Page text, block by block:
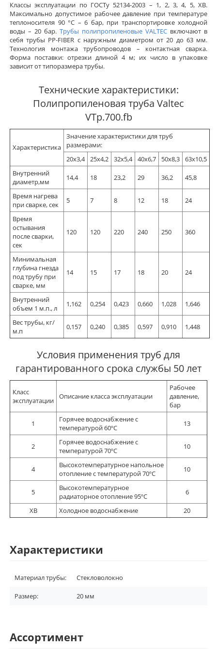
Классы эксплуатации по ГОСТу 52134-2003 – 1, 2, 3, 4, 5, ХВ.
Максимально допустимое рабочее давление при температуре
теплоносителя 90 °С – 6 бар, при транспортировке холодной
воды – 20 бар. Трубы полипропиленовые VALTEC включают в
себя трубы PP-FIBER с наружным диаметром от 20 до 63 мм.
Технология монтажа трубопроводов – контактная сварка.
Форма поставки: отрезки длиной 4 м; их число в упаковке
зависит от типоразмера трубы.
Технические характеристики:
Полипропиленовая труба Valtec
VTp.700.fb
Характеристика
Значение характеристики для труб
размерами:
20х3,4
25х4,2 32х5,4 40х6,7 50х8,3
63х10,5
Внутренний
диаметр,мм
14,4 18 23,2 29 36,2 45,8
Время нагрева
при сварке, сек
5 7 8 12 18 24
Время
остывания
после сварки,
сек
120 120 220 240 250 360
Минимальная
глубина гнезда
под трубу при
сварке, мм
14 15 17 18 20 24
Внутренний
объем 1 м.п., л
1,162 0,254 0,423 0,660 1,028 1,646
Вес трубы, кг/
м.п
0,157 0,240 0,385 0,597 0,910 1,448
Условия применения труб для
гарантированного срока службы 50 лет
Класс
эксплуатации
Описание класса эксплуатации
Рабочее
давление,
бар
1
Горячее водоснабжение с
температурой 60ºС
13
2
Горячее водоснабжение с
температурой 70ºС
10
4
Высокотемпературное напольное
отопление с температурой 70ºС
10
5
Высокотемпературное
радиаторное отопление 95ºС
6
ХВ Холодное водоснабжение 20
Характеристики
Материал трубы: Стекловолокно
Размер: 20 мм
Ассортимент